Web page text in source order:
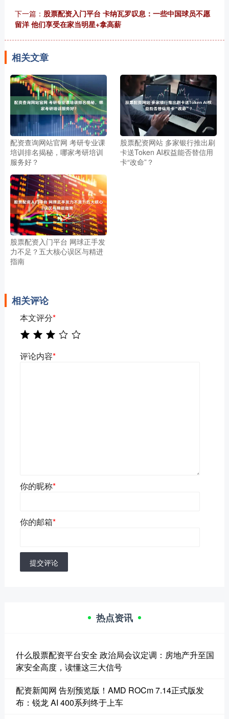
下一篇： 股票配资入门平台 卡纳瓦罗叹息：一些中国球员不愿
留洋 他们享受在家当明星+拿高薪
相关文章
配资查询网站官网 考研专业课
培训排名揭秘，哪家考研培训
服务好？
股票配资网站 多家银行推出刷
卡送Token AI权益能否替信用
卡“改命”？
股票配资入门平台 网球正手发
力不足？五大核心误区与精进
指南
相关评论
本文评分*
评论内容*
你的昵称*
你的邮箱*
提交评论
热点资讯
什么股票配资平台安全 政治局会议定调：房地产升至国
家安全高度，读懂这三大信号
配资新闻网 告别预览版！AMD ROCm 7.14正式版发
布：锐龙 AI 400系列终于上车